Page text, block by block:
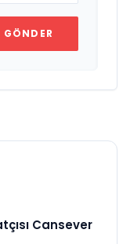
GÖNDER
Cansever